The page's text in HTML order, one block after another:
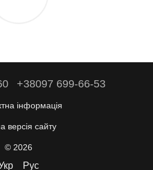
+38097 699-66-53
інформація
версія сайту
© 2026
Рус